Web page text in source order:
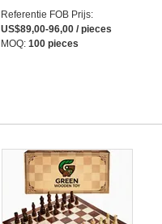
Referentie FOB Prijs:
US$89,00-96,00 / pieces
MOQ: 100 pieces